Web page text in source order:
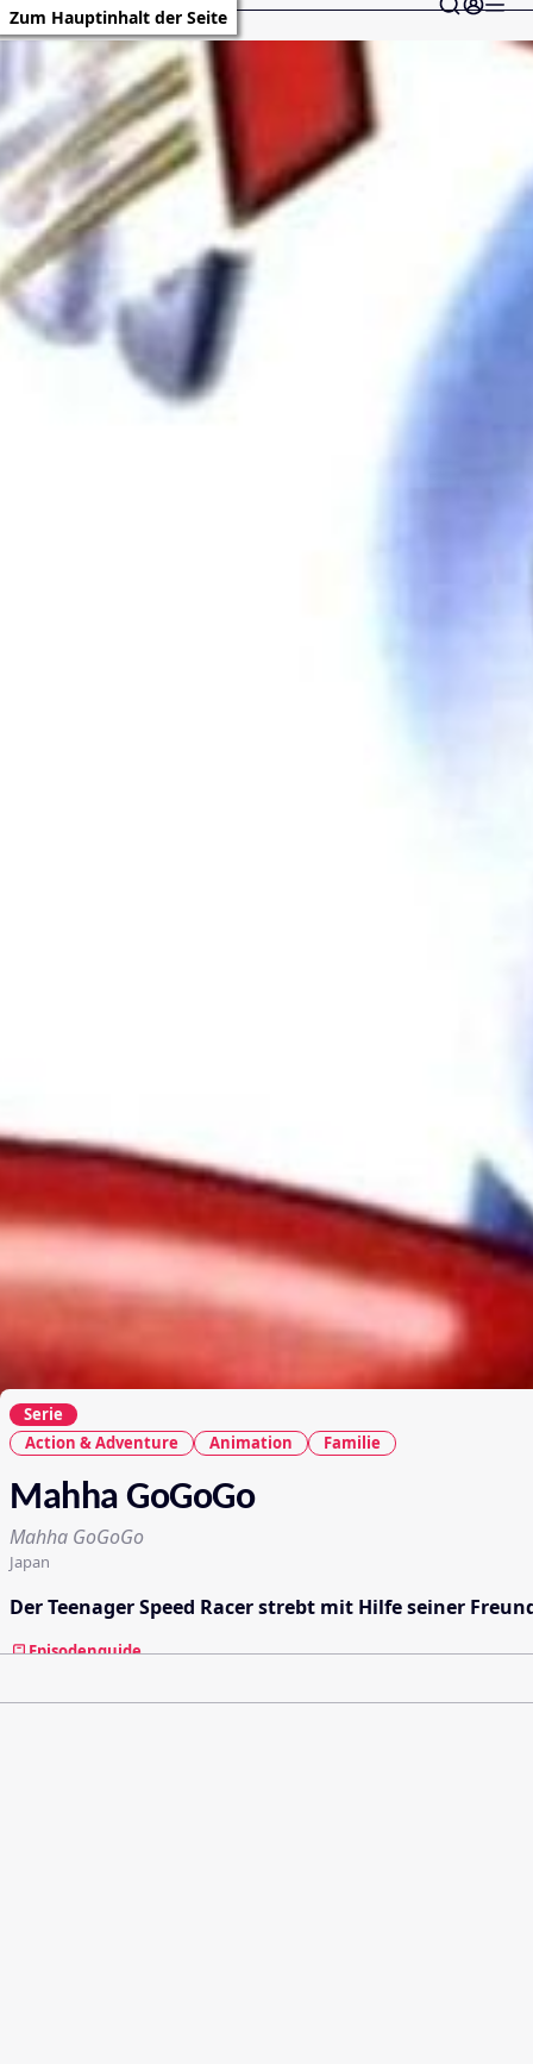
Zum Hauptinhalt der Seite
Serie
Action & Adventure
Animation Familie
Mahha GoGoGo
Mahha GoGoGo
Japan
Der Teenager Speed ​​Racer strebt mit Hilfe seiner
Episodenguide